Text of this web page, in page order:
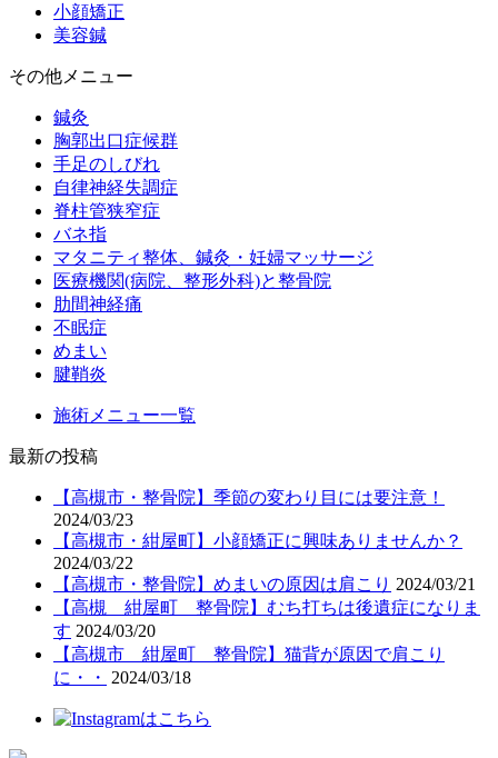
小顔矯正
美容鍼
その他メニュー
鍼灸
胸郭出口症候群
手足のしびれ
自律神経失調症
脊柱管狭窄症
バネ指
マタニティ整体、鍼灸・妊婦マッサージ
医療機関(病院、整形外科)と整骨院
肋間神経痛
不眠症
めまい
腱鞘炎
施術メニュー一覧
最新の投稿
【高槻市・整骨院】季節の変わり目には要注意！
2024/03/23
【高槻市・紺屋町】小顔矯正に興味ありませんか？
2024/03/22
【高槻市・整骨院】めまいの原因は肩こり 2024/03/21
【高槻 紺屋町 整骨院】むち打ちは後遺症になりま
す 2024/03/20
【高槻市 紺屋町 整骨院】猫背が原因で肩こり
に・・
2024/03/18